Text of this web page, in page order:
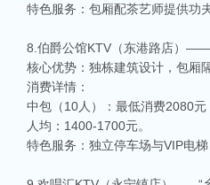
特色服务：包厢配茶艺师提供功
8.伯爵公馆KTV（东港路店）
核心优势：独栋建筑设计，包厢
消费详情：
中包（10人）：最低消费2080
人均：1400-1700元。
特色服务：独立停车场与VIP电